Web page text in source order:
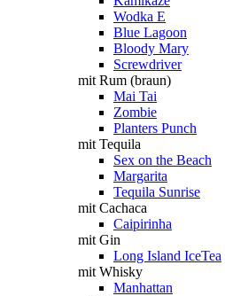
Wodka E
Blue Lagoon
Bloody Mary
Screwdriver
mit Rum (braun)
Mai Tai
Zombie
Planters Punch
mit Tequila
Sex on the Beach
Margarita
Tequila Sunrise
mit Cachaca
Caipirinha
mit Gin
Long Island IceTea
mit Whisky
Manhattan